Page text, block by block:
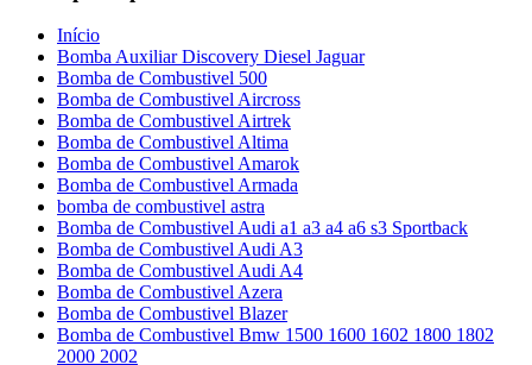
Início
Bomba Auxiliar Discovery Diesel Jaguar
Bomba de Combustivel 500
Bomba de Combustivel Aircross
Bomba de Combustivel Airtrek
Bomba de Combustivel Altima
Bomba de Combustivel Amarok
Bomba de Combustivel Armada
bomba de combustivel astra
Bomba de Combustivel Audi a1 a3 a4 a6 s3 Sportback
Bomba de Combustivel Audi A3
Bomba de Combustivel Audi A4
Bomba de Combustivel Azera
Bomba de Combustivel Blazer
Bomba de Combustivel Bmw 1500 1600 1602 1800 1802
2000 2002